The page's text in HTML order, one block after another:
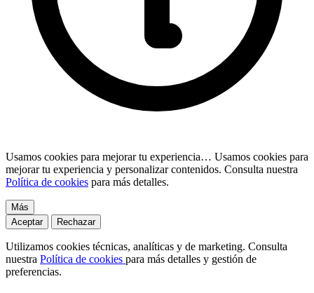
Usamos cookies para mejorar tu experiencia… Usamos cookies para
mejorar tu experiencia y personalizar contenidos. Consulta nuestra
Política de cookies para más detalles.
Más
Aceptar
Rechazar
Utilizamos cookies técnicas, analíticas y de marketing. Consulta
nuestra Política de cookies para más detalles y gestión de
preferencias.